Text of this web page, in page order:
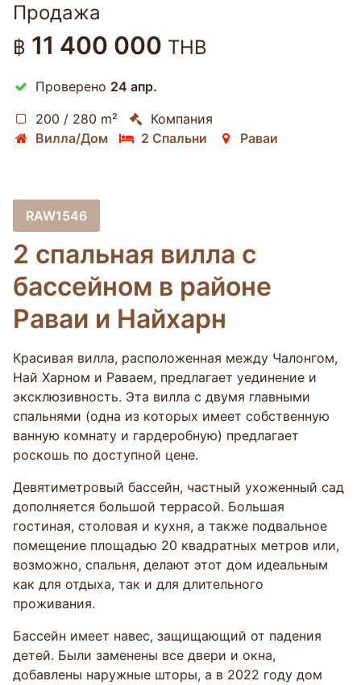
Продажа
฿ 11 400 000 THB
Проверено 24 апр.
200 / 280 m²
Компания
Вилла/Дом
2 Спальни Раваи
RAW1546
2 спальная вилла с
бассейном в районе
Раваи и Найхарн
Красивая вилла, расположенная между Чалонгом,
Най Харном и Раваем, предлагает уединение и
эксклюзивность. Эта вилла с двумя главными
спальнями (одна из которых имеет собственную
ванную комнату и гардеробную) предлагает
роскошь по доступной цене.
Девятиметровый бассейн, частный ухоженный сад
дополняется большой террасой. Большая
гостиная, столовая и кухня, а также подвальное
помещение площадью 20 квадратных метров или,
возможно, спальня, делают этот дом идеальным
как для отдыха, так и для длительного
проживания.
Бассейн имеет навес, защищающий от падения
детей. Были заменены все двери и окна,
добавлены наружные шторы, а в 2022 году дом